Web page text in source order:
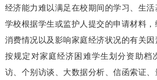
经济能力难以满足在校期间的学习、生活
学校根据学生或监护人提交的申请材料，
消费情况以及影响家庭经济状况的有关因
按规定对家庭经济困难学生划分资助档
访、个别访谈、大数据分析、信函索证